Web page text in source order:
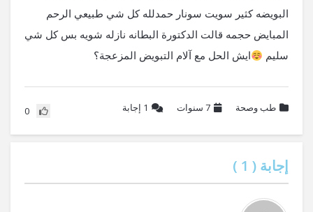
البويضه كثير سويت سونار حمدلله كل شي طبيعي الرحم
المبايض حجمه قالت الدكتورة البطانه نازله شويه بس كل شي
سليم
ايش الحل مع آلام التبويض المزعجة؟
طب وصحة 7 سنوات 1 إجابة 0
إجابة ( 1
)